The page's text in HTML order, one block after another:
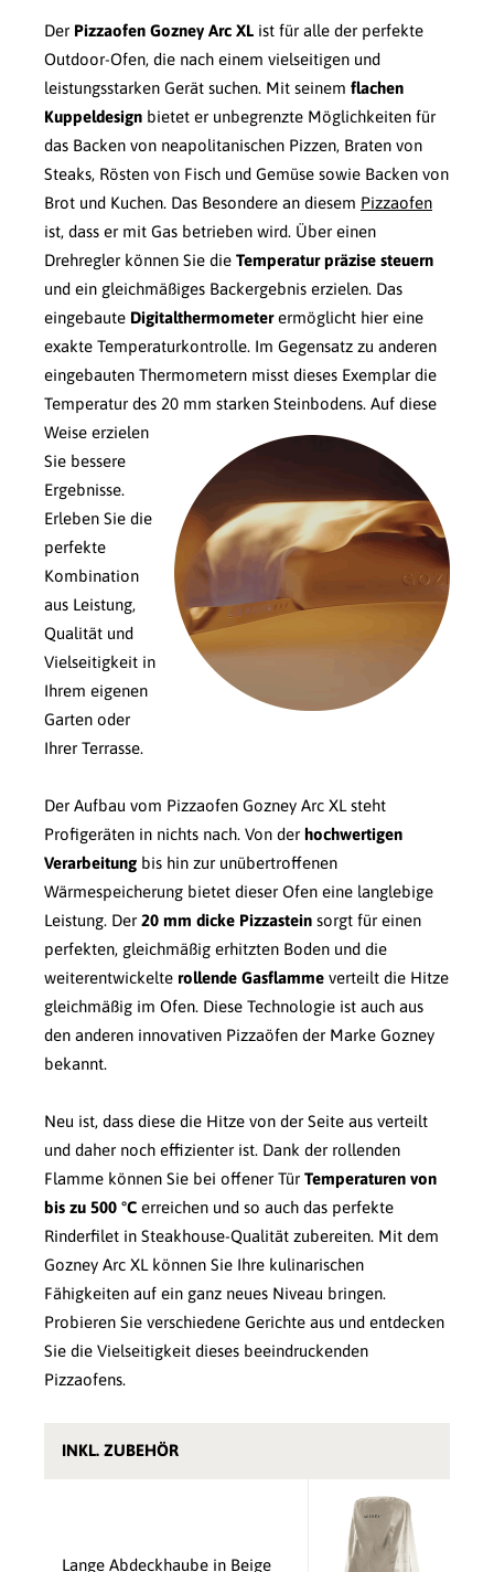
Der Pizzaofen Gozney Arc XL ist für alle der perfekte
Outdoor-Ofen, die nach einem vielseitigen und
leistungsstarken Gerät suchen. Mit seinem flachen
Kuppeldesign bietet er unbegrenzte Möglichkeiten für
das Backen von neapolitanischen Pizzen, Braten von
Steaks, Rösten von Fisch und Gemüse sowie Backen von
Brot und Kuchen. Das Besondere an diesem Pizzaofen
ist, dass er mit Gas betrieben wird. Über einen
Drehregler können Sie die Temperatur präzise steuern
und ein gleichmäßiges Backergebnis erzielen. Das
eingebaute Digitalthermometerermöglicht hier eine
exakte Temperaturkontrolle. Im Gegensatz zu anderen
eingebauten Thermometern misst dieses Exemplar die
Temperatur des 20 mm starken Steinbodens. Auf diese
Weise erzielen
Sie bessere
Ergebnisse.
Erleben Sie die
perfekte
Kombination
aus Leistung,
Qualität und
Vielseitigkeit in
Ihrem eigenen
Garten oder
Ihrer Terrasse.
Der Aufbau vom Pizzaofen Gozney Arc XL steht
Profigeräten in nichts nach. Von der hochwertigen
Verarbeitung bis hin zur unübertroffenen
Wärmespeicherung bietet dieser Ofen eine langlebige
Leistung. Der 20 mm dicke Pizzastein sorgt für einen
perfekten, gleichmäßig erhitzten Boden und die
weiterentwickelte rollende Gasflamme verteilt die Hitze
gleichmäßig im Ofen. Diese Technologie ist auch aus
den anderen innovativen Pizzaöfen der Marke Gozney
bekannt.
Neu ist, dass diese die Hitze von der Seite aus verteilt
und daher noch effizienter ist. Dank der rollenden
Flamme können Sie bei offener Tür Temperaturen von
bis zu 500 °C erreichen und so auch das perfekte
Rinderfilet in Steakhouse-Qualität zubereiten. Mit dem
Gozney Arc XL können Sie Ihre kulinarischen
Fähigkeiten auf ein ganz neues Niveau bringen.
Probieren Sie verschiedene Gerichte aus und entdecken
Sie die Vielseitigkeit dieses beeindruckenden
Pizzaofens.
INKL. ZUBEHÖR
Lange Abdeckhaube in Beige